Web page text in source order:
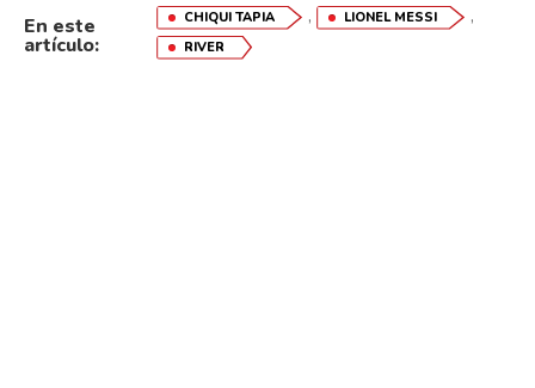
En este
artículo:
CHIQUI TAPIA , LIONEL MESSI ,
RIVER